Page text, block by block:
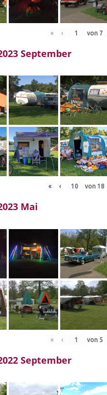
« ‹ von 7
September
« ‹ von18
Mai
« ‹ von 5
September